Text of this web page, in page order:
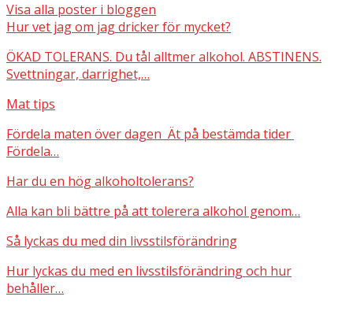
Visa alla poster i bloggen
Hur vet jag om jag dricker för mycket?
ÖKAD TOLERANS. Du tål alltmer alkohol. ABSTINENS.
Svettningar, darrighet,…
Mat tips
Fördela maten över dagen Ät på bestämda tider
Fördela…
Har du en hög alkoholtolerans?
Alla kan bli bättre på att tolerera alkohol genom…
Så lyckas du med din livsstilsförändring
Hur lyckas du med en livsstilsförändring och hur
behåller…